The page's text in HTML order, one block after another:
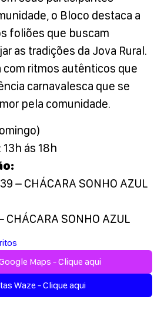
o Bloco destaca a
foliões que buscam
as tradições da Jova Rural.
ritmos autênticos que
carnavalesca que se
pela comunidade.
ás 18h
– CHÁCARA SONHO AZUL
CHÁCARA SONHO AZUL
Maps - Clique aqui
Waze - Clique aqui